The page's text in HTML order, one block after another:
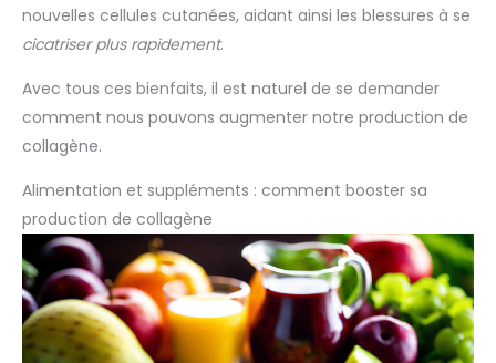
nouvelles cellules cutanées, aidant ainsi les blessures à se
cicatriser plus rapidement.
Avec tous ces bienfaits, il est naturel de se demander
comment nous pouvons augmenter notre production de
collagène.
Alimentation et suppléments : comment booster sa
production de collagène